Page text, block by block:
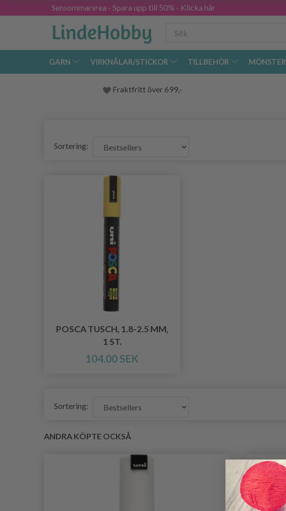
Sensommarsrea - Spara upp till 50% - Klicka här
GARN VIRKNÅLAR/STICKOR TILLBEHÖR MÖNSTER
Fraktfritt över 699,-
Sortering:
POSCA TUSCH, 1.8-2.5 MM,
1 ST.
104.00 SEK
Sortering:
ANDRA KÖPTE OCKSÅ